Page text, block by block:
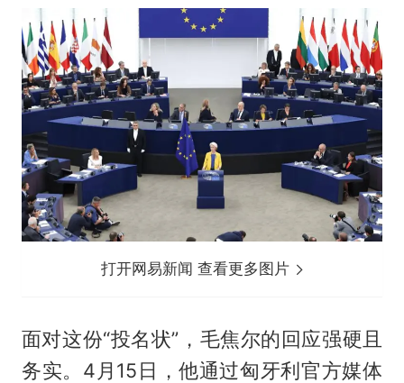
打开网易新闻 查看更多图片
面对这份“投名状”，毛焦尔的回应强硬且
务实。4月15日，他通过匈牙利官方媒体